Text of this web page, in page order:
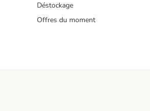
Déstockage
Offres du moment